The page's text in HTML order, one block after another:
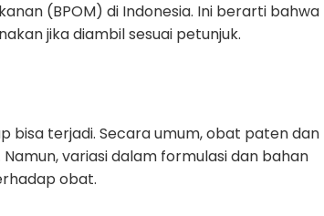
(BPOM) di Indonesia. Ini berarti bahwa
jika diambil sesuai petunjuk.
bisa terjadi. Secara umum, obat paten dan
variasi dalam formulasi dan bahan
obat.